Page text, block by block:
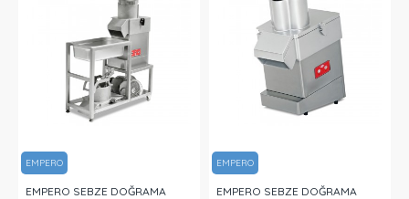
EMPERO
EMPERO SEBZE DOĞRAMA
EMPERO
EMPERO SEBZE DOĞRAMA